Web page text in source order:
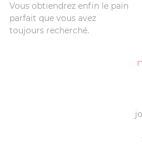
Vous obtiendrez enfin le pain
parfait que vous avez
toujours recherché.